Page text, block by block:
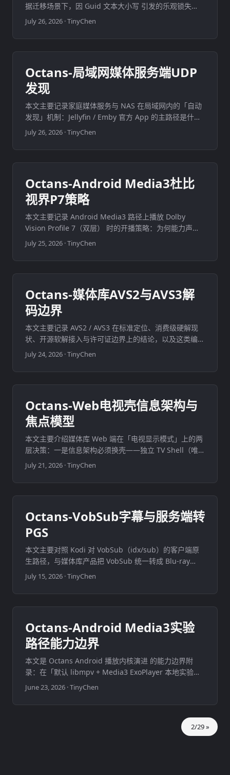
据迁移场景下，因 Guid 文本大小写 引发的乐观锁失
败、登录外键失败与进度上报 500 如何识别和收口。根
因在 SQLite TEXT 等值比较大小写敏感，而不是业务权
限本身。 ...
July 26, 2026 ·TinyChen
Octans-局域网媒体服务端UDP
发现
本文主要记录家庭媒体服务与 NAS 在局域网内的「自动
发现」机制：Jellyfin / Emby 官方 App 的主路径是什
么、它和 DLNA / mDNS 有何区别、典型家庭拓扑下会
踩哪些坑，以及只做「打开 App 看到本网段服务器列
表」时的最小可行集。 ...
July 26, 2026 ·TinyChen
Octans-Android Media3杜比
视界P7策略
本文主要记录 Android Media3 路径上播放 Dolby
Vision Profile 7（双层） 时的开播策略：为何能力声明
不能当硬试开关、假成功黑屏为何不能自动猜切，以及用
户三态（双层 / 单层 / 兼容层）与默认「单层」如何定。
它是 Media3 实验路径能力边界的续写，不是 HDR 概念
百科。 ...
July 25, 2026 ·TinyChen
Octans-媒体库AVS2与AVS3解
码边界
本文主要记录 AVS2 / AVS3 在标准定位、消费级硬解现
状、开源软解接入与许可证边界上的结论，以及这类编码
在自托管媒体库播放架构里应如何处理。结论来自公开材
料与工程对照，不代表产品已承诺支持 AVS 系列。 ...
July 24, 2026 ·TinyChen
Octans-Web电视壳信息架构与
焦点模型
本文主要介绍媒体库 Web 端在「电视显示模式」上的两
层决策：一是信息架构必须换壳——独立 TV Shell（唯
一首页 + 顶栏 + overlay），而不是给桌面侧栏多 tab 放
大字号、补方向键；二是焦点必须有 Section 模型——
区内策略 + 进区 / 出区声明，而不是扁平全局几何再叠
业务特例。 ...
July 21, 2026 ·TinyChen
Octans-VobSub字幕与服务端转
PGS
本文主要对照 Kodi 对 VobSub（idx/sub）的客户端原
生路径，与媒体库产品把 VobSub 统一转成 Blu-ray
PGS（.sup） 再按既有 bitmap 合同分发的做法。目标
是讲清架构差异与历史演进，不是承诺恢复 pair 数据面
或各端自带 VobSub 渲染器。 ...
July 15, 2026 ·TinyChen
Octans-Android Media3实验
路径能力边界
本文是 Octans Android 播放内核演进 的能力边界附
录：在「默认 libmpv + Media3 ExoPlayer 本地实验」
已定之后，把实验内核上三条有独立证据的收口写清楚
——外置音轨不进产品主线、视频轨道允许超出声明能力
尝试播放、对白增强只保留一条低延迟图。目标是给读者
一张可对照的实验路径能力表，而不是再讲一遍双内核为
June 23, 2026 ·TinyChen
2/29 »